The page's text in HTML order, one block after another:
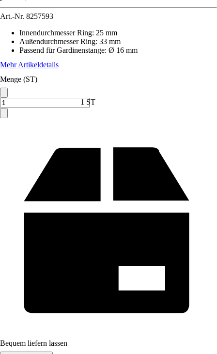
Art.-Nr. 8257593
Innendurchmesser Ring: 25 mm
Außendurchmesser Ring: 33 mm
Passend für Gardinenstange: Ø 16 mm
Mehr Artikeldetails
Menge (ST)
1 ST
Bequem liefern lassen